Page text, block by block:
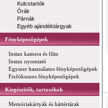
Kulcstartók
Órák
Párnák
Egyéb ajándéktárgyak
Fényképezőgépek
Instax kamera és film
Instax nyomtató
Egyszer használatos fényképezőgépek
Fixfókuszos fényképezőgépek
Kiegészítők, tartozékok
Memóriakártyák és háttértárak